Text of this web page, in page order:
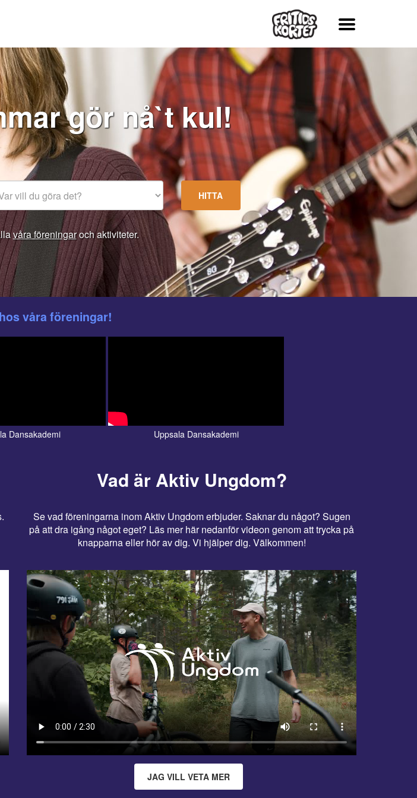
gör nå`t kul!
HITTA
våra föreningaroch aktiviteter.
våra föreningar!
Dansakademi Uppsala Dansakademi
Vad är Aktiv Ungdom?
Se vad föreningarna inom Aktiv Ungdom erbjuder. Saknar du något? Sugen
på att dra igång något eget? Läs mer här nedanför videon genom att trycka på
knapparna eller hör av dig. Vi hjälper dig. Välkommen!
JAG VILL VETA MER